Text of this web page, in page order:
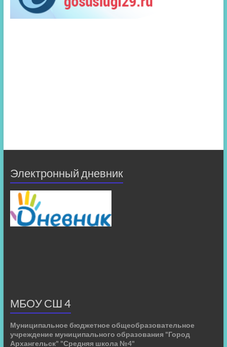
Электронный дневник
МБОУ СШ 4
Муниципальное бюджетное общеобразовательное
учреждение муниципального образования "Город
Архангельск" "Средняя школа №4"